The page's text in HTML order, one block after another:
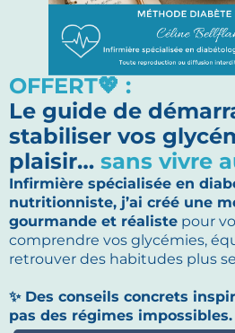
OFFERT💖 :
Le guide de
stabiliser vos
plaisir… sans vivre
Infirmière spécialisée en
nutritionniste, j’ai créé une
gourmande et réaliste pour
comprendre vos glycémies,
retrouver des habitudes plus
✨ Des conseils concrets
pas des régimes impossibles.